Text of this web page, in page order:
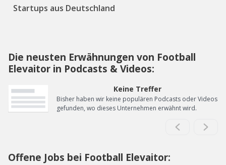
Startups aus Deutschland
Die neusten Erwähnungen von Football
Elevaitor in Podcasts & Videos:
Keine Treffer
Bisher haben wir keine populären Podcasts oder Videos
gefunden, wo dieses Unternehmen erwähnt wird.
Offene Jobs bei Football Elevaitor: